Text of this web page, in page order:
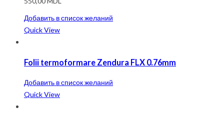
Добавить в список желаний
Quick View
Folii termoformare Zendura FLX 0.76mm
Добавить в список желаний
Quick View